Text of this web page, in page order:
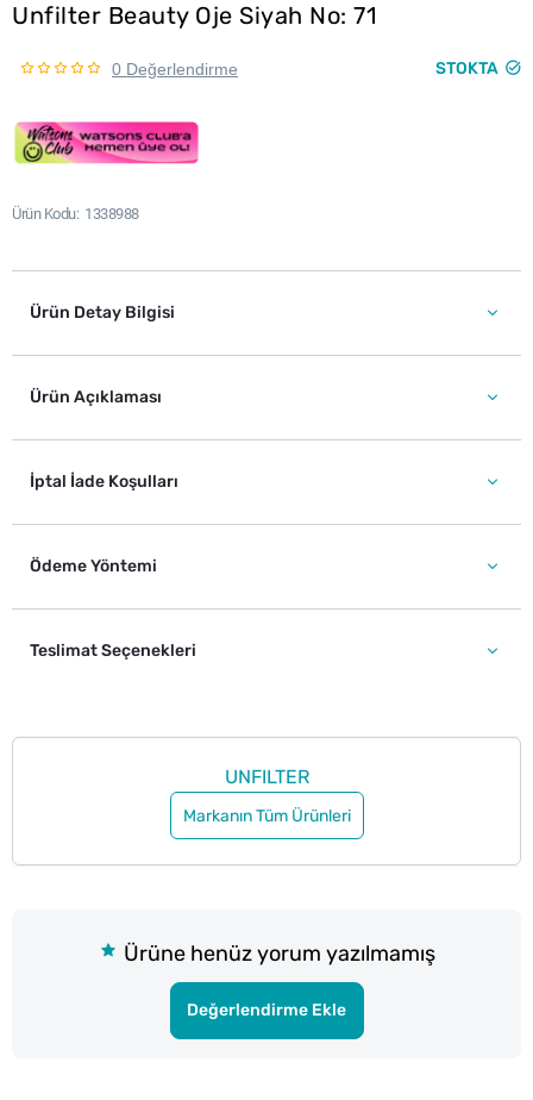
Unfilter Beauty Oje Siyah No: 71
0 Değerlendirme STOKTA
Ürün Kodu 1338988
Ürün Detay Bilgisi
Ürün Açıklaması
İptal İade Koşulları
Ödeme Yöntemi
Teslimat Seçenekleri
UNFILTER
Markanın Tüm Ürünleri
Ürüne henüz yorum yazılmamış
Değerlendirme Ekle